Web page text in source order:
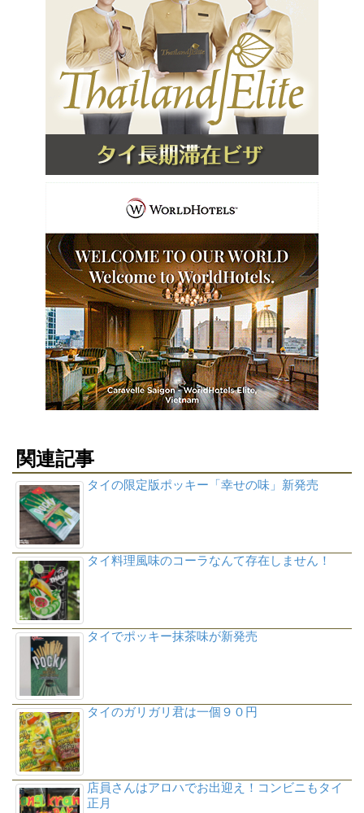
関連記事
タイの限定版ポッキー「幸せの味」新発売
タイ料理風味のコーラなんて存在しません！
タイでポッキー抹茶味が新発売
タイのガリガリ君は一個９０円
店員さんはアロハでお出迎え！コンビニもタイ
正月